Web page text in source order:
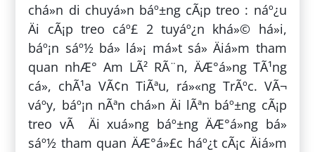
chá»n di chuyá»n báº±ng cÃ¡p treo : náº¿u
Äi cÃ¡p treo cáº£ 2 tuyáº¿n khá»© há»i,
báº¡n sáº½ bá» lá»¡ má»t sá» Äiá»m tham
quan nhÆ° Am LÃ² RÃ¨n, ÄÆ°á»ng TÃ¹ng
cá», chÃ¹a VÃ¢n TiÃªu, rá»«ng TrÃºc. VÃ¬
váº­y, báº¡n nÃªn chá»n Äi lÃªn báº±ng cÃ¡p
treo vÃ Äi xuá»ng báº±ng ÄÆ°á»ng bá»
sáº½ tham quan ÄÆ°á»£c háº¿t cÃ¡c Äiá»m